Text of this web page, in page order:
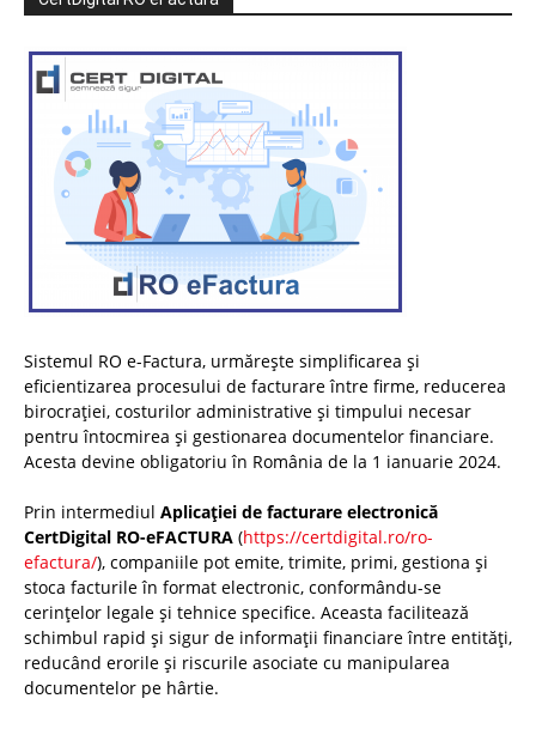
Sistemul RO e-Factura, urmărește simplificarea și
eficientizarea procesului de facturare între firme, reducerea
birocrației, costurilor administrative și timpului necesar
pentru întocmirea și gestionarea documentelor financiare.
Acesta devine obligatoriu în România de la 1 ianuarie 2024.
Prin intermediul Aplicației de facturare electronică
CertDigital RO-eFACTURA (https://certdigital.ro/ro-
efactura/), companiile pot emite, trimite, primi, gestiona și
stoca facturile în format electronic, conformându-se
cerințelor legale și tehnice specifice. Aceasta facilitează
schimbul rapid și sigur de informații financiare între entități,
reducând erorile și riscurile asociate cu manipularea
documentelor pe hârtie.